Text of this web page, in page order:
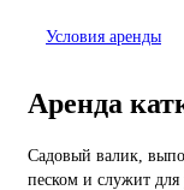
Условия аренды
Аренда
Садовый валик,
песком и служит